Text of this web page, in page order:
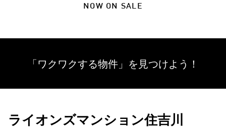
NOW ON SALE
「ワクワクする物件」を 見つけよう！
ライオンズマンション住吉川